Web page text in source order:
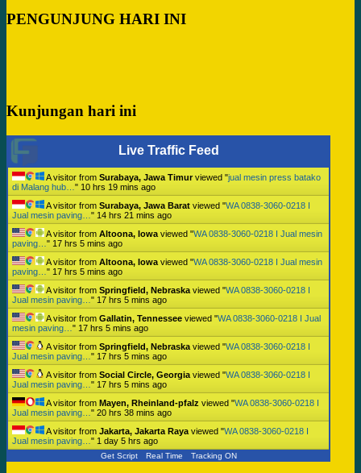
PENGUNJUNG HARI INI
Kunjungan hari ini
Live Traffic Feed
A visitor from Surabaya, Jawa Timurviewed "jual mesin press batako
di Malang hub… " 10 hrs 19 mins ago
A visitor from Surabaya, Jawa Barat viewed "WA 0838-3060-0218 I
Jual mesin paving… " 14 hrs 21 mins ago
A visitor from Altoona, Iowa viewed "WA 0838-3060-0218 I Jual mesin
paving… " 17 hrs 5 mins ago
A visitor from Altoona, Iowa viewed "WA 0838-3060-0218 I Jual mesin
paving… " 17 hrs 5 mins ago
A visitor from Springfield, Nebraska viewed "WA 0838-3060-0218 I
Jual mesin paving… " 17 hrs 5 mins ago
A visitor from Gallatin, Tennessee viewed "WA 0838-3060-0218 I Jual
mesin paving… " 17 hrs 5 mins ago
A visitor from Springfield, Nebraska viewed "WA 0838-3060-0218 I
Jual mesin paving… " 17 hrs 5 mins ago
A visitor from Social Circle, Georgia viewed "WA 0838-3060-0218 I
Jual mesin paving… " 17 hrs 5 mins ago
A visitor from Mayen, Rheinland-pfalz viewed "WA 0838-3060-0218 I
Jual mesin paving… " 20 hrs 38 mins ago
A visitor from Jakarta, Jakarta Raya viewed "WA 0838-3060-0218 I
Jual mesin paving… " 1 day 5 hrs ago
Get Script Real Time Tracking ON